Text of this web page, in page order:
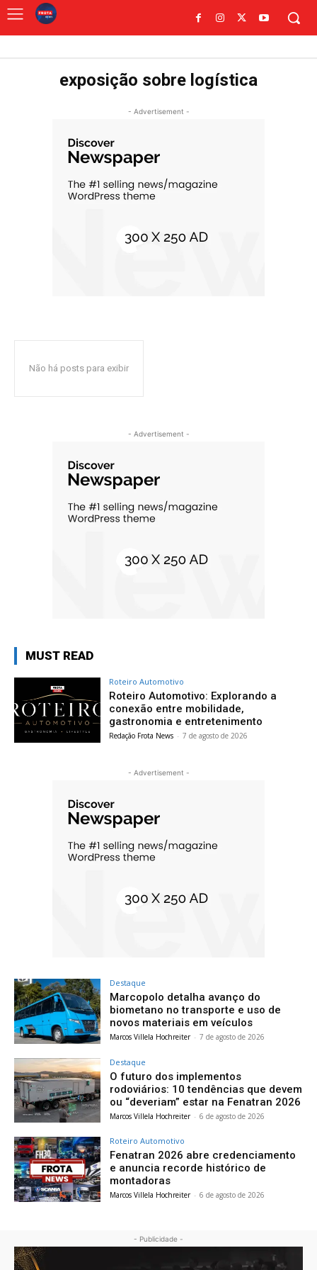
exposição sobre logística
- Advertisement -
Não há posts para exibir
- Advertisement -
MUST READ
Roteiro Automotivo
Roteiro Automotivo: Explorando a
conexão entre mobilidade,
gastronomia e entretenimento
Redação Frota News - 7 de agosto de 2026
- Advertisement -
Destaque
Marcopolo detalha avanço do
biometano no transporte e uso de
novos materiais em veículos
Marcos Villela Hochreiter - 7 de agosto de 2026
Destaque
O futuro dos implementos
rodoviários: 10 tendências que devem
ou “deveriam” estar na Fenatran 2026
Marcos Villela Hochreiter - 6 de agosto de 2026
Roteiro Automotivo
Fenatran 2026 abre credenciamento
e anuncia recorde histórico de
montadoras
Marcos Villela Hochreiter - 6 de agosto de 2026
- Publicidade -